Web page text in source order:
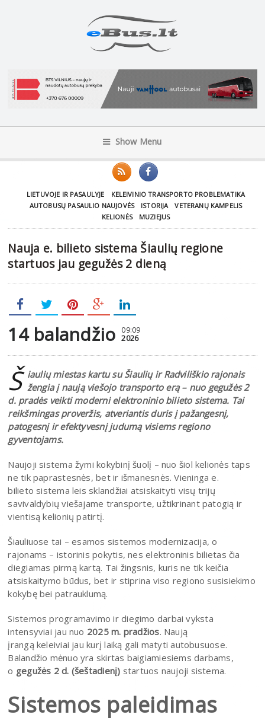
Show Menu
LIETUVOJE IR PASAULYJE
KELEIVINIO TRANSPORTO PROBLEMATIKA
AUTOBUSŲ PASAULIO NAUJOVĖS
ISTORIJA
VETERANŲ KAMPELIS
KELIONĖS
MUZIEJUS
Nauja e. bilieto sistema Šiaulių regione
startuos jau gegužės 2 dieną
14 balandžio 09:09
2026
Š iaulių miestas kartu su Šiaulių ir Radviliškio rajonais
žengia į naują viešojo transporto erą – nuo gegužės 2
d. pradės veikti moderni elektroninio bilieto sistema. Tai
reikšmingas proveržis, atveriantis duris į pažangesnį,
patogesnį ir efektyvesnį judumą visiems regiono
gyventojams.
Naujoji sistema žymi kokybinį šuolį – nuo šiol kelionės taps
ne tik paprastesnės, bet ir išmanesnės. Vieninga e.
bilieto sistema leis sklandžiai atsiskaityti visų trijų
savivaldybių viešajame transporte, užtikrinant patogią ir
vientisą kelionių patirtį.
Šiauliuose tai – esamos sistemos modernizacija, o
rajonams – istorinis pokytis, nes elektroninis bilietas čia
diegiamas pirmą kartą. Tai žingsnis, kuris ne tik keičia
atsiskaitymo būdus, bet ir stiprina viso regiono susisiekimo
kokybę bei patrauklumą.
Sistemos programavimo ir diegimo darbai vyksta
intensyviai jau nuo 2025 m. pradžios. Naują
įrangą keleiviai jau kurį laiką gali matyti autobusuose.
Balandžio mėnuo yra skirtas baigiamiesiems darbams,
o gegužės 2 d. (šeštadienį) startuos naujoji sistema.
Sistemos paleidimas